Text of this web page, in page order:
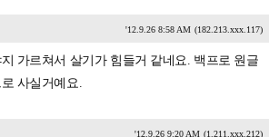
'12.9.26 8:58 AM (182.213.xxx.117)
가르쳐서 살기가 힘들거 같네요. 백프로 원글
사실거예요.
'12.9.26 9:20 AM (1.211.xxx.212)